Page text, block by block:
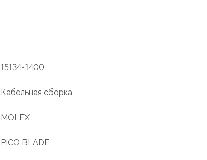
15134-1400
Кабельная сборка
MOLEX
PICO BLADE